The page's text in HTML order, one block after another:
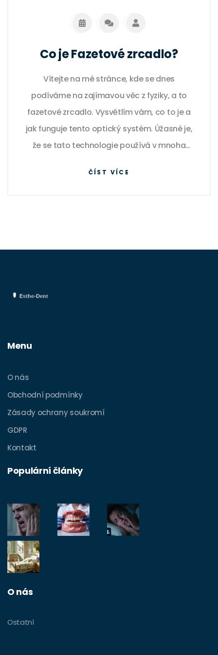
Co je Fazetové zrcadlo?
Vítejte na mé stránce, kde se dnes
podíváme na zajímavou věc z fyziky, a to
fazetové zrcadlo. Vysvětlím vám, co to je a
jak funguje tento optický systém. Úžasné je,
že se tato technologie používá v mnoha
ČÍST VÍCE
Menu
O nás
Obchodní podmínky
Zásady ochrany soukromí
GDPR
Kontakt
Populární články
O nás
Ostatní